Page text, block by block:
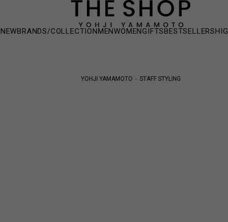
NEWBRANDS/COLLECTIONMENWOMENGIFTSBESTSELLERS
YOHJI YAMAMOTO STAFF STYLING